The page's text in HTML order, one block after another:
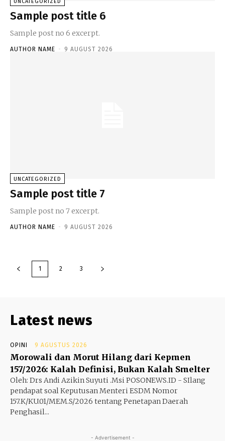
Sample post title 6
Sample post no 6 excerpt.
AUTHOR NAME - 9 AUGUST 2026
UNCATEGORIZED
Sample post title 7
Sample post no 7 excerpt.
AUTHOR NAME - 9 AUGUST 2026
1 2 3
Latest news
OPINI 9 AGUSTUS 2026
Morowali dan Morut Hilang dari Kepmen
157/2026: Kalah Definisi, Bukan Kalah Smelter
Oleh: Drs Andi Azikin Suyuti .Msi POSONEWS.ID - SIlang
pendapat soal Keputusan Menteri ESDM Nomor
157.K/KU.01/MEM.S/2026 tentang Penetapan Daerah
Penghasil...
- Advertisement -